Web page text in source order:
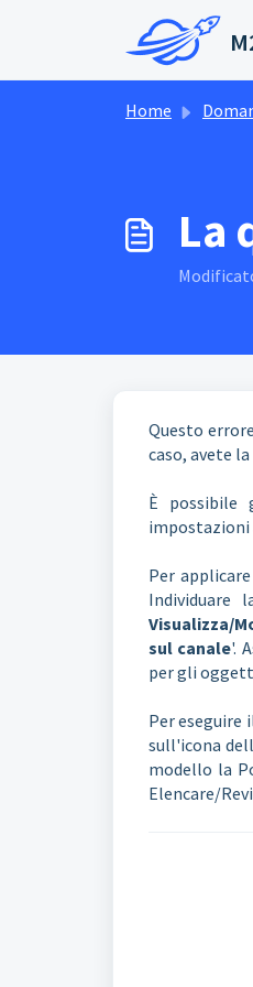
Salta al
Home Domande
La
Questo
caso, avete
È possibile
impostazioni
Per
Individuare
Visualizza/
sul canale'.
per gli
Per eseguire
sull'icona
modello la
Elencare/